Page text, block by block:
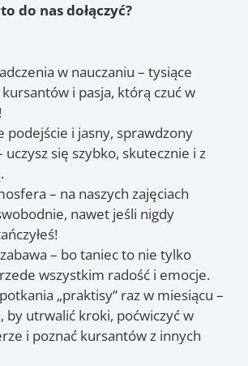
do nas dołączyć?
w nauczaniu – tysiące
i pasja, którą czuć w
podejście i jasny, sprawdzony
się szybko, skutecznie i z
– na naszych zajęciach
nawet jeśli nigdy
– bo taniec to nie tylko
wszystkim radość i emocje.
„praktisy” raz w miesiącu –
by utrwalić kroki, poćwiczyć w
i poznać kursantów z innych